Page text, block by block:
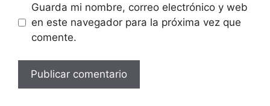
Guarda mi nombre, correo electrónico y web
en este navegador para la próxima vez que
comente.